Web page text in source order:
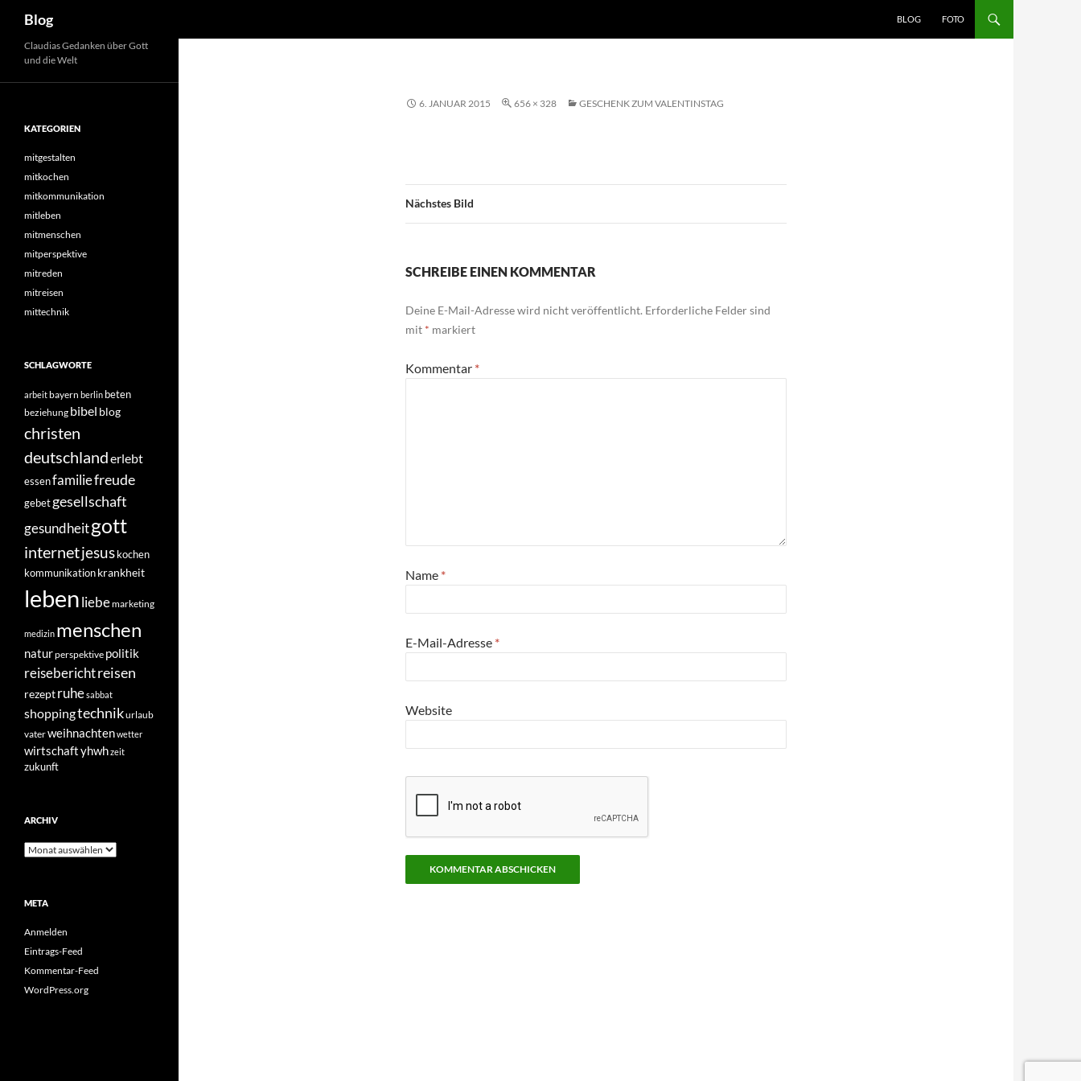
Zum
Inhalt
springen
Blog BLOG FOTO
6. JANUAR 2015 656 × 328 GESCHENK ZUM VALENTINSTAG
Nächstes Bild
SCHREIBE EINEN KOMMENTAR
Deine E-Mail-Adresse wird nicht veröffentlicht. Erforderliche Felder sind
mit * markiert
Kommentar *
Name *
E-Mail-Adresse *
Website
Claudias Gedanken über Gott
und die Welt
KATEGORIEN
mitgestalten
mitkochen
mitkommunikation
mitleben
mitmenschen
mitperspektive
mitreden
mitreisen
mittechnik
SCHLAGWORTE
arbeitbayern berlin beten
beziehung bibel blog
christen
deutschlanderlebt
essenfamiliefreude
gebetgesellschaft
gesundheitgott
internetjesuskochen
kommunikationkrankheit
lebenliebemarketing
medizin menschen
naturperspektive politik
reiseberichtreisen
rezeptruhesabbat
shoppingtechnikurlaub
vaterweihnachtenwetter
wirtschaftyhwhzeit
zukunft
ARCHIV
Archiv
META
Anmelden
Eintrags-Feed
Kommentar-Feed
WordPress.org